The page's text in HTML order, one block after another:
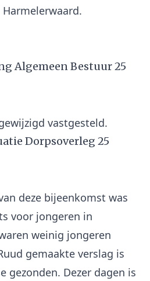
Algemeen Bestuur 25
Dorpsoverleg 25
deze bijeenkomst was
voor jongeren in
weinig jongeren
gemaakte verslag is
gezonden. Dezer dagen is